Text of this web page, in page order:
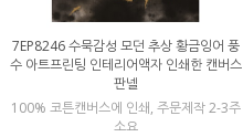
7EP8246 수묵감성 모던 추상 황금잉어 풍
수 아트프린팅 인테리어액자 인쇄한 캔버스
판넬
100% 코튼캔버스에 인쇄, 주문제작 2-3주
소요